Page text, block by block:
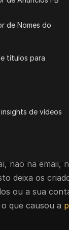
de Nomes do
títulos para
de vídeos
de Ajuda do
aparecer
mas
YouTube, e
dor é
fica enterrado.
que nunca
não há email,
deixa os
ou a sua
que causou a